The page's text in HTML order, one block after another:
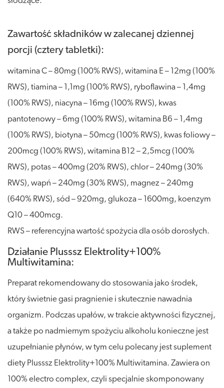
Zawartość składników w zalecanej dziennej
porcji (cztery tabletki):
witamina C – 80mg (100% RWS), witamina E – 12mg (100%
RWS), tiamina – 1,1mg (100% RWS), ryboflawina – 1,4mg
(100% RWS), niacyna – 16mg (100% RWS), kwas
pantotenowy – 6mg (100% RWS), witamina B6 – 1,4mg
(100% RWS), biotyna – 50mcg (100% RWS), kwas foliowy –
200mcg (100% RWS), witamina B12 – 2,5mcg (100%
RWS), potas – 400mg (20% RWS), chlor – 240mg (30%
RWS), wapń – 240mg (30% RWS), magnez – 240mg
(640% RWS), sód – 920mg, glukoza – 1600mg, koenzym
Q10 – 400mcg.
RWS – referencyjna wartość spożycia dla osób dorosłych.
Działanie Plusssz Elektrolity+100%
Multiwitamina:
Preparat rekomendowany do stosowania jako środek,
który świetnie gasi pragnienie i skutecznie nawadnia
organizm. Podczas upałów, w trakcie aktywności fizycznej,
a także po nadmiernym spożyciu alkoholu konieczne jest
uzupełnianie płynów, w tym celu polecany jest suplement
diety Plusssz Elektrolity+100% Multiwitamina. Zawiera on
100% electro complex, czyli specjalnie skomponowany